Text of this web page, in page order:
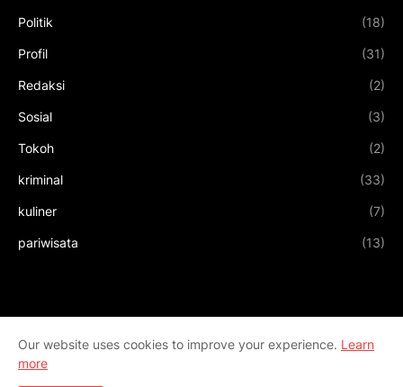
Politik (18)
Profil (31)
Redaksi (2)
Sosial (3)
Tokoh (2)
kriminal (33)
kuliner (7)
pariwisata (13)
Our website uses cookies to improve your experience. Learn
more